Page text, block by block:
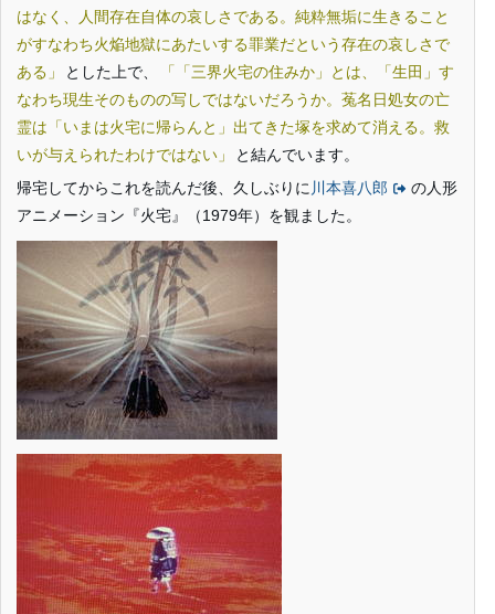
はなく、人間存在自体の哀しさである。純粋無垢に生きること
がすなわち火焔地獄にあたいする罪業だという存在の哀しさで
ある
とした上で、
「三界火宅の住みか」とは、「生田」す
なわち現生そのものの写しではないだろうか。菟名日処女の亡
霊は「いまは火宅に帰らんと」出てきた塚を求めて消える。救
いが与えられたわけではない
と結んでいます。
帰宅してからこれを読んだ後、久しぶりに川本喜八郎
の人形
アニメーション『火宅』（1979年）を観ました。